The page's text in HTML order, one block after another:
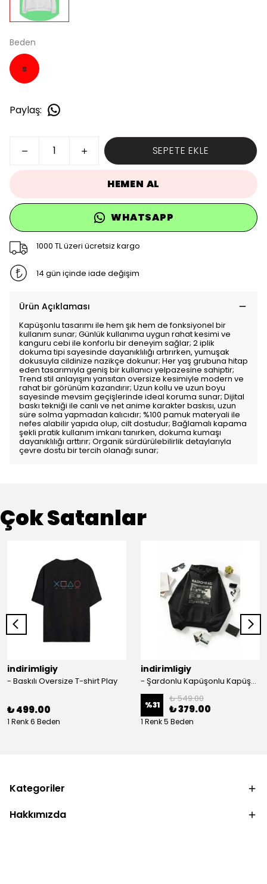
Beden
s
Paylaş:
SEPETE EKLE
HEMEN AL
WHATSAPP
1000 TL üzeri ücretsiz kargo
14 gün içinde iade değişim
Ürün Açıklaması
Kapüşonlu tasarımı ile hem şık hem de fonksiyonel bir
kullanım sunar; Günlük kullanıma uygun rahat kesimi ve
kanguru cebi ile konforlu bir deneyim sağlar; 2 iplik
dokuma tipi sayesinde dayanıklılığı artırırken, yumuşak
dokusuyla cildinize nazikçe dokunur; Her yaş grubuna hitap
eden tasarımıyla geniş bir kullanıcı yelpazesine sahiptir;
Trend stil anlayışını yansıtan oversize kesimiyle modern ve
rahat bir görünüm kazandırır; Uzun kollu ve uzun boyu
sayesinde mevsim geçişlerinde ideal koruma sunar; Dijital
baskı tekniği ile canlı ve net anime karakter baskısı, uzun
süre solma yapmadan kalıcıdır; %100 pamuk materyali ile
nefes alabilir yapıda olup, cilt dostudur; Bağlamalı kapama
şekli pratik kullanım imkanı tanırken, dokuma kumaşı
dayanıklılığı arttırır; Organik sürdürülebilirlik detaylarıyla
çevre dostu bir tercih olanağı sunar;
Çok Satanlar
indirimligiy
- Baskılı Oversize T-shirt Play
₺ 499.00
1 Renk 6 Beden
indirimligiy
- Şardonlu Kapüşonlu Kapüşonlu Kanguru Cep Oversize Lastik Paça Sweatshirt Takimi
%31
₺ 549.00
₺ 379.00
1 Renk 5 Beden
Kategoriler
Hakkımızda